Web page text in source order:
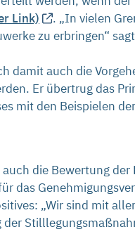
Link)
. „In vielen
zu erbringen“
auch die
Er übertrug das
mit den Beispielen
die Bewertung
das
„Wir sind mit